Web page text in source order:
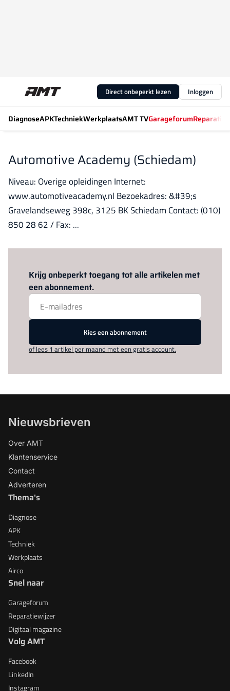
Direct onbeperkt lezen Inloggen
DiagnoseAPKTechniekWerkplaatsAMT TVGarageforum
Automotive Academy (Schiedam)
Niveau: Overige opleidingen Internet:
www.automotiveacademy.nl Bezoekadres: &#39;s
Gravelandseweg 398c, 3125 BK Schiedam Contact: (010)
850 28 62 / Fax: ...
Krijg onbeperkt toegang tot alle artikelen met
een abonnement.
Kies een abonnement
of lees 1 artikel per maand met een gratis account.
Nieuwsbrieven
Over AMT
Klantenservice
Contact
Adverteren
Thema's
Diagnose
APK
Techniek
Werkplaats
Airco
Snel naar
Garageforum
Reparatiewijzer
Digitaal magazine
Volg AMT
Facebook
LinkedIn
Instagram